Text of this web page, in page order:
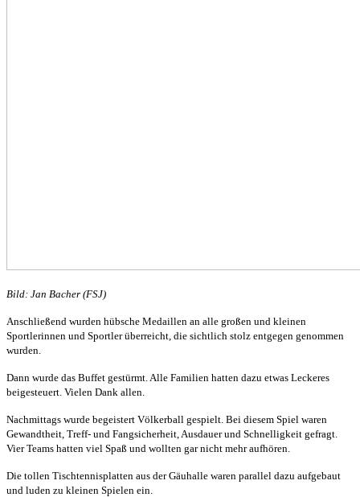
Bild: Jan Bacher (FSJ)
Anschließend wurden hübsche Medaillen an alle großen und kleinen
Sportlerinnen und Sportler überreicht, die sichtlich stolz entgegen genommen
wurden.
Dann wurde das Buffet gestürmt. Alle Familien hatten dazu etwas Leckeres
beigesteuert. Vielen Dank allen.
Nachmittags wurde begeistert Völkerball gespielt. Bei diesem Spiel waren
Gewandtheit, Treff- und Fangsicherheit, Ausdauer und Schnelligkeit gefragt.
Vier Teams hatten viel Spaß und wollten gar nicht mehr aufhören.
Die tollen Tischtennisplatten aus der Gäuhalle waren parallel dazu aufgebaut
und luden zu kleinen Spielen ein.